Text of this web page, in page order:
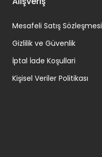
Mesafeli Satış Sözleşmesi
Gizlilik ve Güvenlik
İptal İade Koşullari
Kişisel Veriler Politikası